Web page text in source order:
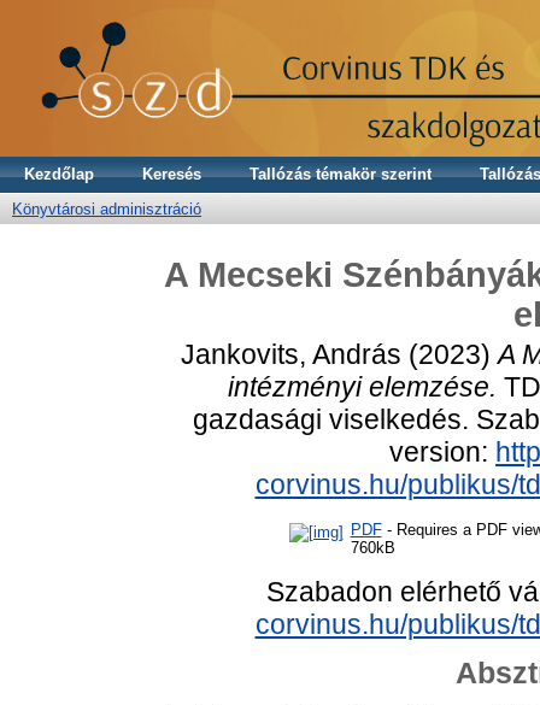
Kezdőlap Keresés Tallózás témakör szerint
Könyvtárosi adminisztráció
A Mecseki
Jankovits, András (2023)A
intézményi elemzése.
gazdasági viselkedés.
version:
corvinus.hu/publikus/
PDF- Requires a PDF
760kB
Szabadon elérhető
corvinus.hu/publikus/